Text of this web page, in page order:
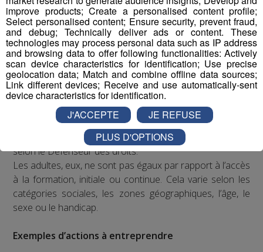
Constat
L’UNICEF estime que 57 millions d’enfants dans le
monde n’ont toujours pas accès à la scolarité. Un
problème qui concerne 100 000 enfants en France,
selon le Défenseur des droits.
Les adultes, eux, ne sont pas égaux par rapport à l’accès
à la formation, initiale ou continue. Cela varie selon les
catégories sociales, les zones géographiques, l’âge, le
sexe ou le handicap.
Exemples d’actions à entreprendre
improve products; Create a personalised content profile;
Select personalised content; Ensure security, prevent fraud,
and debug; Technically deliver ads or content. These
technologies may process personal data such as IP address
and browsing data to offer following functionalities: Actively
scan device characteristics for identification; Use precise
geolocation data; Match and combine offline data sources;
Link different devices; Receive and use automatically-sent
device characteristics for identification.
J'ACCEPTE
JE REFUSE
PLUS D'OPTIONS